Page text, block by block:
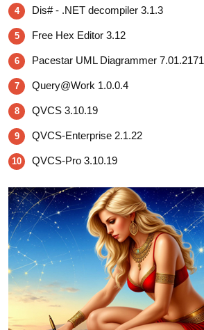
4 Dis# - .NET decompiler 3.1.3
5 Free Hex Editor 3.12
6 Pacestar UML Diagrammer 7.01.2171
7 Query@Work 1.0.0.4
8 QVCS 3.10.19
9 QVCS-Enterprise 2.1.22
10 QVCS-Pro 3.10.19